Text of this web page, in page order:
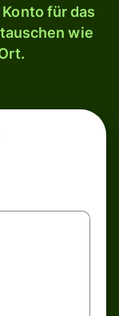
für das
wie